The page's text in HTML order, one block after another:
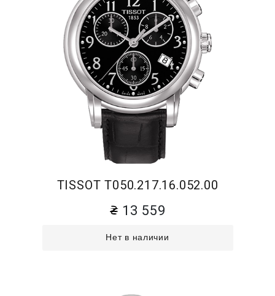
TISSOT T050.217.16.052.00
13 559
Нет в наличии